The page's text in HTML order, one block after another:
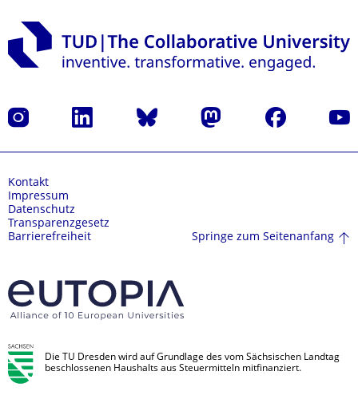
Instagram LinkedIn Bluesky Mastodon Facebook
Kontakt
Impressum
Datenschutz
Transparenzgesetz
Barrierefreiheit
Springe zum Seitenanfang
Die TU Dresden wird auf Grundlage des vom Sächsischen Landtag
beschlossenen Haushalts aus Steuermitteln mitfinanziert.